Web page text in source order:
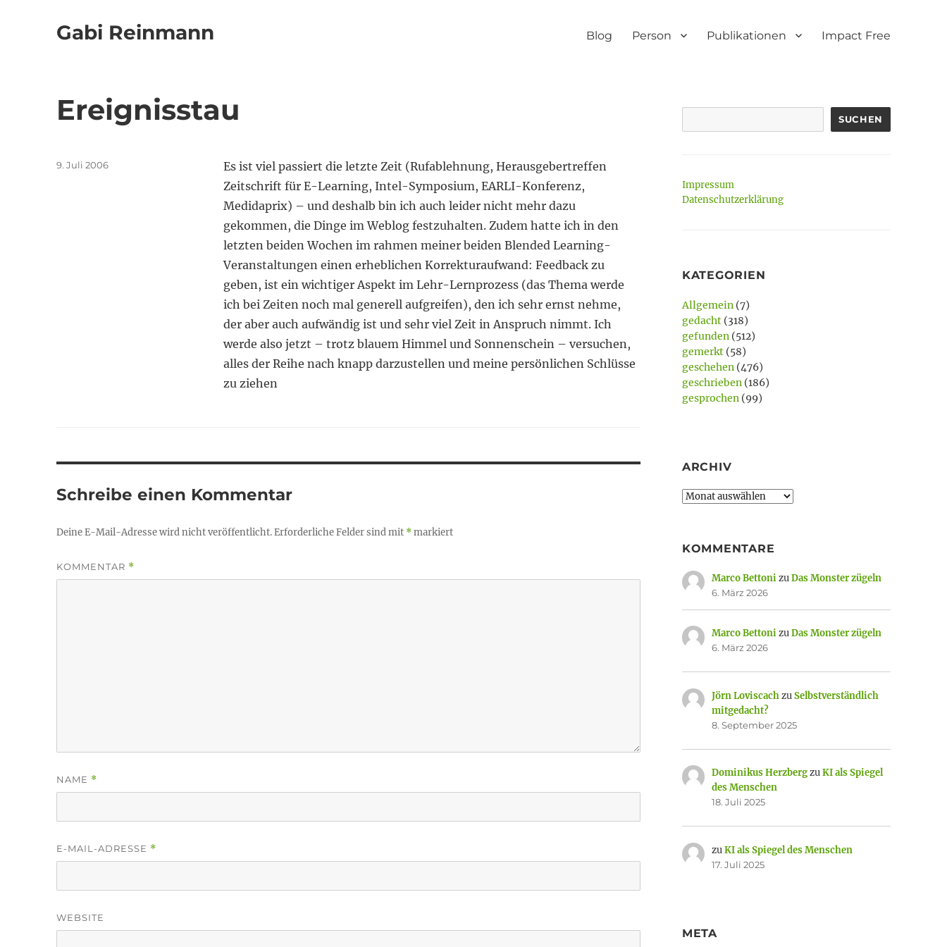
Gabi Reinmann Blog Person Publikationen Impact Free
Ereignisstau
Es ist viel passiert die letzte Zeit (Rufablehnung, Herausgebertreffen
Zeitschrift für E-Learning, Intel-Symposium, EARLI-Konferenz,
Medidaprix) – und deshalb bin ich auch leider nicht mehr dazu
gekommen, die Dinge im Weblog festzuhalten. Zudem hatte ich in den
letzten beiden Wochen im rahmen meiner beiden Blended Learning-
Veranstaltungen einen erheblichen Korrekturaufwand: Feedback zu
geben, ist ein wichtiger Aspekt im Lehr-Lernprozess (das Thema werde
ich bei Zeiten noch mal generell aufgreifen), den ich sehr ernst nehme,
der aber auch aufwändig ist und sehr viel Zeit in Anspruch nimmt. Ich
werde also jetzt – trotz blauem Himmel und Sonnenschein – versuchen,
alles der Reihe nach knapp darzustellen und meine persönlichen Schlüsse
zu ziehen
Veröffentlicht
9. Juli 2006
Schreibe einen Kommentar
Deine E-Mail-Adresse wird nicht veröffentlicht.Erforderliche Felder sind mit *markiert
KOMMENTAR *
NAME *
E-MAIL-ADRESSE *
WEBSITE
SUCHEN
Impressum
Datenschutzerklärung
KATEGORIEN
Allgemein(7)
gedacht(318)
gefunden(512)
gemerkt(58)
geschehen(476)
geschrieben(186)
gesprochen(99)
ARCHIV
Archiv
KOMMENTARE
Marco BettonizuDas Monster zügeln
6. März 2026
Marco BettonizuDas Monster zügeln
6. März 2026
Jörn LoviscachzuSelbstverständlich
mitgedacht?
8. September 2025
Dominikus HerzbergzuKI als Spiegel
des Menschen
18. Juli 2025
zuKI als Spiegel des Menschen
17. Juli 2025
META